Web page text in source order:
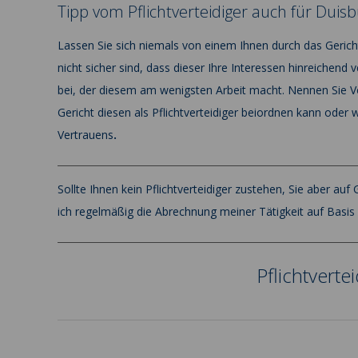
Tipp vom Pflichtverteidiger auch für
Lassen Sie sich niemals von einem Ihnen durch das
nicht sicher sind, dass dieser Ihre Interessen hinreichend
bei, der diesem am wenigsten Arbeit macht. Nennen Sie
Gericht diesen als Pflichtverteidiger beiordnen kann oder
Vertrauens.
Sollte Ihnen kein Pflichtverteidiger zustehen, Sie aber
ich regelmäßig die Abrechnung meiner Tätigkeit auf